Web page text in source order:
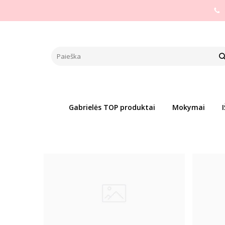
Gabrielės TOP produktai Mokymai
SAUSOS PRESUOTOS IR BIRIOS
Naujiena Naujiena